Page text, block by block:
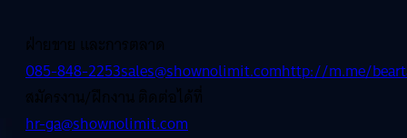
ฝ่ายขาย และการตลาด
085-848-2253sales@shownolimit.comhttp://m.me/
สมัครงาน/ฝึกงาน ติดต่อได้ที่
hr-ga@shownolimit.com